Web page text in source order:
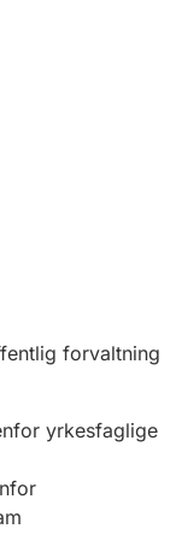
forvaltning
yrkesfaglige